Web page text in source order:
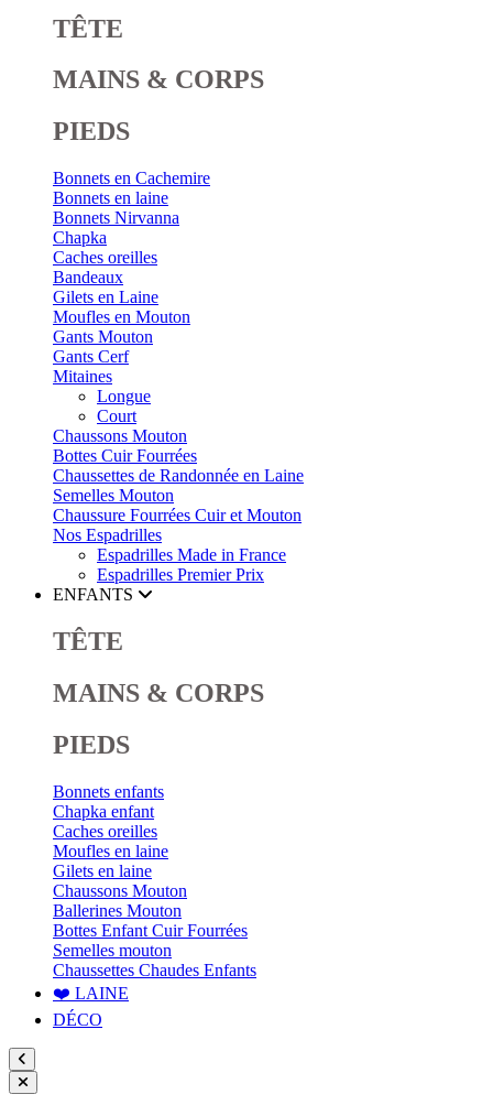
TÊTE
MAINS & CORPS
PIEDS
Bonnets en Cachemire
Bonnets en laine
Bonnets Nirvanna
Chapka
Caches oreilles
Bandeaux
Gilets en Laine
Moufles en Mouton
Gants Mouton
Gants Cerf
Mitaines
Longue
Court
Chaussons Mouton
Bottes Cuir Fourrées
Chaussettes de Randonnée en Laine
Semelles Mouton
Chaussure Fourrées Cuir et Mouton
Nos Espadrilles
Espadrilles Made in France
Espadrilles Premier Prix
ENFANTS
TÊTE
MAINS & CORPS
PIEDS
Bonnets enfants
Chapka enfant
Caches oreilles
Moufles en laine
Gilets en laine
Chaussons Mouton
Ballerines Mouton
Bottes Enfant Cuir Fourrées
Semelles mouton
Chaussettes Chaudes Enfants
❤️ LAINE
DÉCO